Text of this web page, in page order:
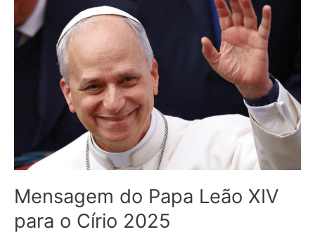
Mensagem do Papa Leão XIV
para o Círio 2025
Papa
Leão